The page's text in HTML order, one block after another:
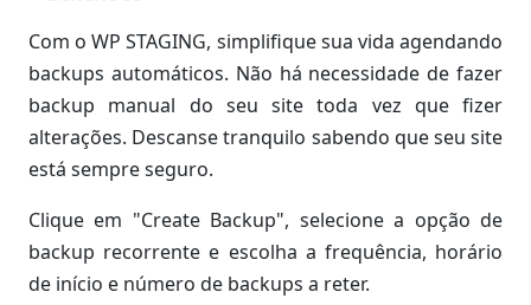
Com o WP STAGING, simplifique sua vida agendando
backups automáticos. Não há necessidade de fazer
backup manual do seu site toda vez que fizer
alterações. Descanse tranquilo sabendo que seu site
está sempre seguro.
Clique em "Create Backup", selecione a opção de
backup recorrente e escolha a frequência, horário
de início e número de backups a reter.